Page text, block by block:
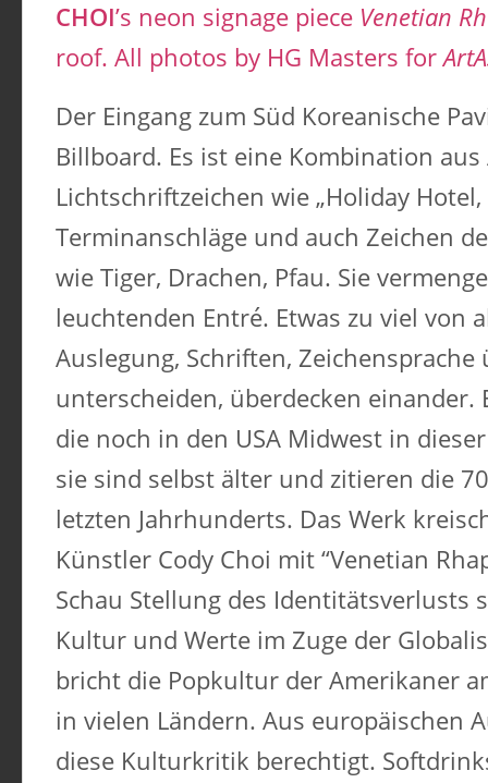
CHOI’s neon signage piece Venetian
roof. All photos by HG Masters for
Der Eingang zum Süd Koreanische
Billboard. Es ist eine Kombination
Lichtschriftzeichen wie „Holiday Hotel,
Terminanschläge und auch Zeichen
wie Tiger, Drachen, Pfau. Sie
leuchtenden Entré. Etwas zu viel von
Auslegung, Schriften, Zeichensprache
unterscheiden, überdecken einander.
die noch in den USA Midwest in
sie sind selbst älter und zitieren die
letzten Jahrhunderts. Das Werk
Künstler Cody Choi mit “Venetian
Schau Stellung des Identitätsverlusts
Kultur und Werte im Zuge der
bricht die Popkultur der Amerikaner
in vielen Ländern. Aus europäischen
diese Kulturkritik berechtigt.